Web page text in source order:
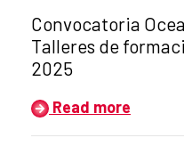
Title of the
Convocatoria
Talleres de
2025
Read more